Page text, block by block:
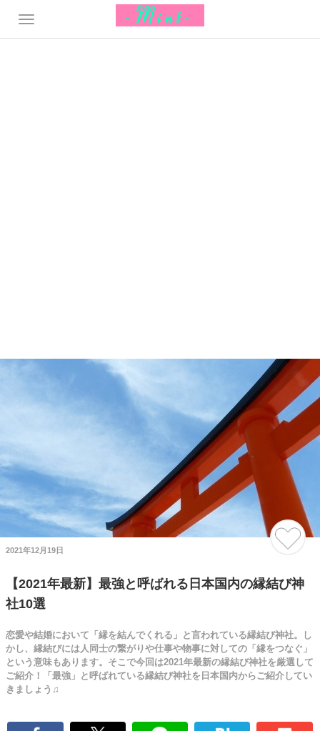
2021年12月19日
【2021年最新】最強と呼ばれる日本国内の縁結び神
社10選
恋愛や結婚において「縁を結んでくれる」と言われている縁結び神社。し
かし、縁結びには人同士の繋がりや仕事や物事に対しての「縁をつなぐ」
という意味もあります。そこで今回は2021年最新の縁結び神社を厳選して
ご紹介！「最強」と呼ばれている縁結び神社を日本国内からご紹介してい
きましょう♫